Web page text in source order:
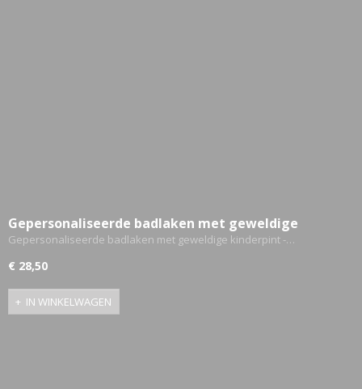
Gepersonaliseerde badlaken met geweldige
kinderpint - Princess
Gepersonaliseerde badlaken met geweldige kinderpint -…
€ 28,50
IN WINKELWAGEN